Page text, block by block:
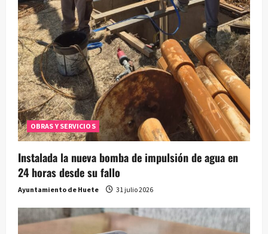
OBRAS Y SERVICIOS
Instalada la nueva bomba de impulsión de agua en
24 horas desde su fallo
Ayuntamiento de Huete 31 julio 2026